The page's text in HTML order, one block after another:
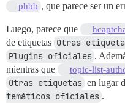
phbb , que parece ser un
Luego, parece que
de etiquetas Otras
Plugins oficiales .
mientras que
topic-list-
Otras etiquetas en lugar
temáticos oficiales .